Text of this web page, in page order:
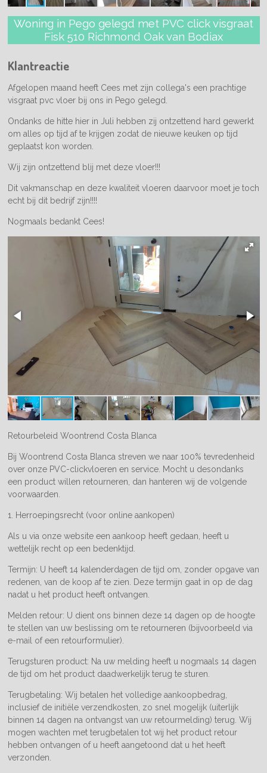
Woning in Pego gelegd met PVC click visgraat
Fisk 510 Richmond Oak van Bodiax
Klantreactie
Afgelopen maand heeft Cees met zijn collega's een prachtige
visgraat pvc vloer bij ons in Pego gelegd.
Ondanks de hitte hier in Juli hebben zij ontzettend hard gewerkt
om alles op tijd af te krijgen zodat de nieuwe keuken op tijd
geplaatst kon worden.
Wij zijn ontzettend blij met deze vloer!!!
Dit vakmanschap en deze kwaliteit vloeren daarvoor moet je toch
echt bij dit bedrijf zijn!!!!
Nogmaals bedankt Cees!
Retourbeleid Woontrend Costa Blanca
Bij Woontrend Costa Blanca streven we naar 100% tevredenheid
over onze PVC-clickvloeren en service. Mocht u desondanks
een product willen retourneren, dan hanteren wij de volgende
voorwaarden.
1. Herroepingsrecht (voor online aankopen)
Als u via onze website een aankoop heeft gedaan, heeft u
wettelijk recht op een bedenktijd.
Termijn: U heeft 14 kalenderdagen de tijd om, zonder opgave van
redenen, van de koop af te zien. Deze termijn gaat in op de dag
nadat u het product heeft ontvangen.
Melden retour: U dient ons binnen deze 14 dagen op de hoogte
te stellen van uw beslissing om te retourneren (bijvoorbeeld via
e-mail of een retourformulier).
Terugsturen product: Na uw melding heeft u nogmaals 14 dagen
de tijd om het product daadwerkelijk terug te sturen.
Terugbetaling: Wij betalen het volledige aankoopbedrag,
inclusief de initiële verzendkosten, zo snel mogelijk (uiterlijk
binnen 14 dagen na ontvangst van uw retourmelding) terug. Wij
mogen wachten met terugbetalen tot wij het product retour
hebben ontvangen of u heeft aangetoond dat u het heeft
verzonden.